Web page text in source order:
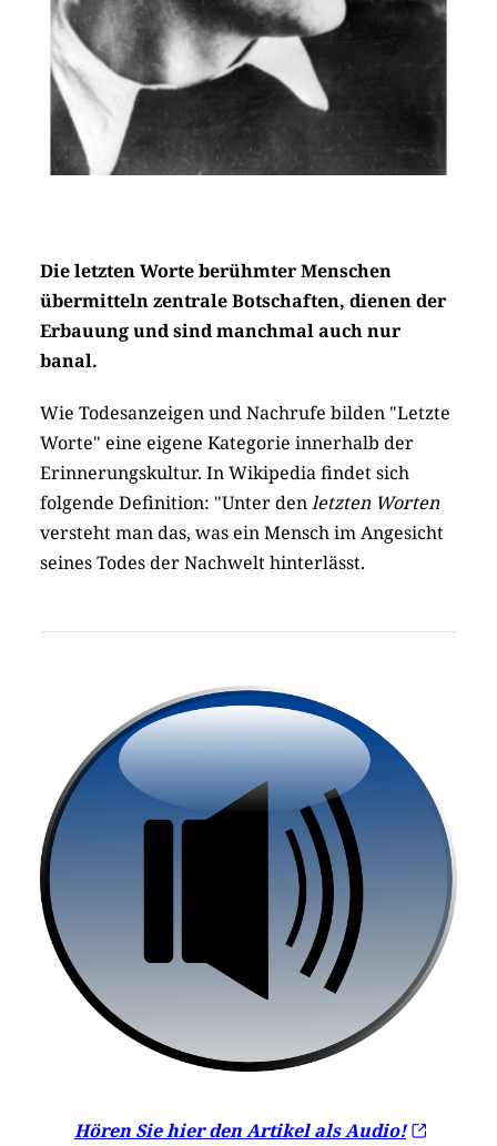
Die letzten Worte berühmter Menschen
übermitteln zentrale Botschaften, dienen der
Erbauung und sind manchmal auch nur
banal.
Wie Todesanzeigen und Nachrufe bilden "Letzte
Worte" eine eigene Kategorie innerhalb der
Erinnerungskultur. In Wikipedia findet sich
folgende Definition: "Unter denletzten Worten
versteht man das, was ein Mensch im Angesicht
seines Todes der Nachwelt hinterlässt.
Hören Sie hier den Artikel als Audio!